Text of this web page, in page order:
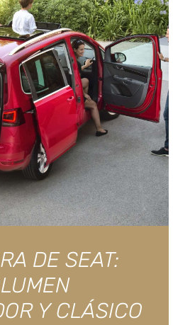
DE SEAT:
Y CLÁSICO